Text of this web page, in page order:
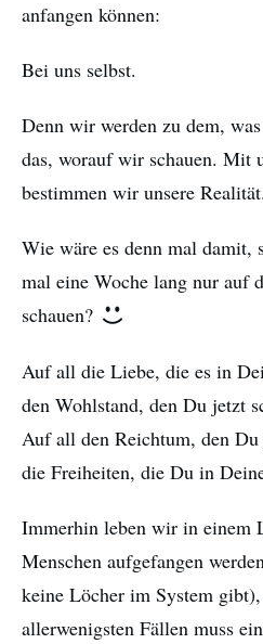
anfangen können:
Bei uns selbst.
Denn wir werden zu dem,
das, worauf wir schauen. Mit
bestimmen wir unsere Realität.
Wie wäre es denn mal damit,
mal eine Woche lang nur auf
schauen?
Auf all die Liebe, die es in
den Wohlstand, den Du jetzt
Auf all den Reichtum, den
die Freiheiten, die Du in
Immerhin leben wir in einem
Menschen aufgefangen
keine Löcher im System
allerwenigsten Fällen muss